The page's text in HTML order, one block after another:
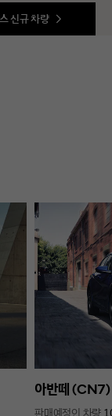
신규 차량
아반떼 (CN7)
판매예정인 차량